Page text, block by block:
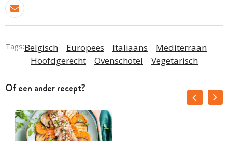
Tags:Belgisch Europees Italiaans
Mediterraan
Hoofdgerecht
Ovenschotel Vegetarisch
Of een ander recept?